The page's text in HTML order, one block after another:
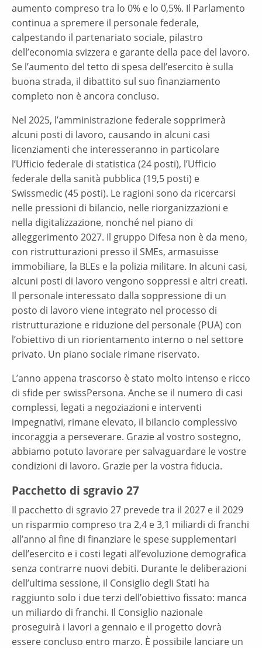
aumento compreso tra lo 0% e lo 0,5%. Il Parlamento
continua a spremere il personale federale,
calpestando il partenariato sociale, pilastro
dell’economia svizzera e garante della pace del lavoro.
Se l’aumento del tetto di spesa dell’esercito è sulla
buona strada, il dibattito sul suo finanziamento
completo non è ancora concluso.
Nel 2025, l’amministrazione federale sopprimerà
alcuni posti di lavoro, causando in alcuni casi
licenziamenti che interesseranno in particolare
l’Ufficio federale di statistica (24 posti), l’Ufficio
federale della sanità pubblica (19,5 posti) e
Swissmedic (45 posti). Le ragioni sono da ricercarsi
nelle pressioni di bilancio, nelle riorganizzazioni e
nella digitalizzazione, nonché nel piano di
alleggerimento 2027. Il gruppo Difesa non è da meno,
con ristrutturazioni presso il SMEs, armasuisse
immobiliare, la BLEs e la polizia militare. In alcuni casi,
alcuni posti di lavoro vengono soppressi e altri creati.
Il personale interessato dalla soppressione di un
posto di lavoro viene integrato nel processo di
ristrutturazione e riduzione del personale (PUA) con
l’obiettivo di un riorientamento interno o nel settore
privato. Un piano sociale rimane riservato.
L’anno appena trascorso è stato molto intenso e ricco
di sfide per swissPersona. Anche se il numero di casi
complessi, legati a negoziazioni e interventi
impegnativi, rimane elevato, il bilancio complessivo
incoraggia a perseverare. Grazie al vostro sostegno,
abbiamo potuto lavorare per salvaguardare le vostre
condizioni di lavoro. Grazie per la vostra fiducia.
Pacchetto di sgravio 27
Il pacchetto di sgravio 27 prevede tra il 2027 e il 2029
un risparmio compreso tra 2,4 e 3,1 miliardi di franchi
all’anno al fine di finanziare le spese supplementari
dell’esercito e i costi legati all’evoluzione demografica
senza contrarre nuovi debiti. Durante le deliberazioni
dell’ultima sessione, il Consiglio degli Stati ha
raggiunto solo i due terzi dell’obiettivo fissato: manca
un miliardo di franchi. Il Consiglio nazionale
proseguirà i lavori a gennaio e il progetto dovrà
essere concluso entro marzo. È possibile lanciare un